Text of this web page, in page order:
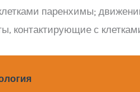
паренхимы;
контактирующие с